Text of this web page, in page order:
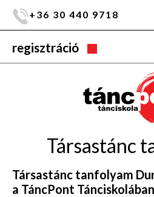
+36 30 440 9718
regisztráció
Társastánc
Társastánc tanfolyam
a TáncPont Tánciskolában